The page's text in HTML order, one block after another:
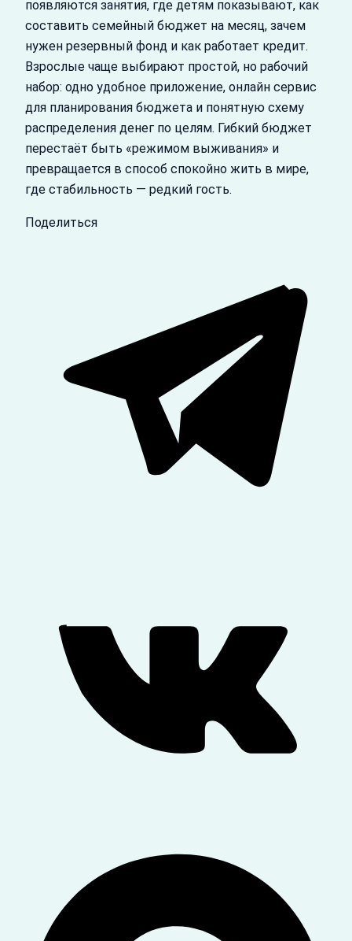
появляются занятия, где детям показывают, как
составить семейный бюджет на месяц, зачем
нужен резервный фонд и как работает кредит.
Взрослые чаще выбирают простой, но рабочий
набор: одно удобное приложение, онлайн сервис
для планирования бюджета и понятную схему
распределения денег по целям. Гибкий бюджет
перестаёт быть «режимом выживания» и
превращается в способ спокойно жить в мире,
где стабильность — редкий гость.
Поделиться